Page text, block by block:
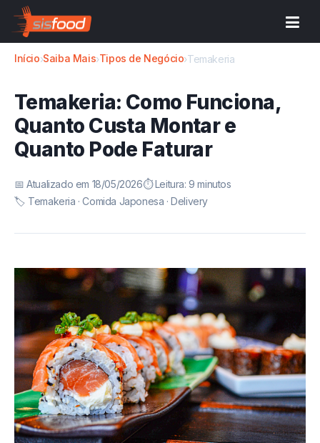
Início›Saiba Mais›Tipos de Negócio›Temakeria
Temakeria: Como Funciona,
Quanto Custa Montar e
Quanto Pode Faturar
📅 Atualizado em 18/05/2026⏱️ Leitura: 9 minutos
🏷️ Temakeria · Comida Japonesa · Delivery